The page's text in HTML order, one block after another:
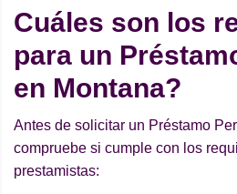
Cuáles son los
para un
en Montana?
Antes de solicitar un Préstamo
compruebe si cumple con los
prestamistas: